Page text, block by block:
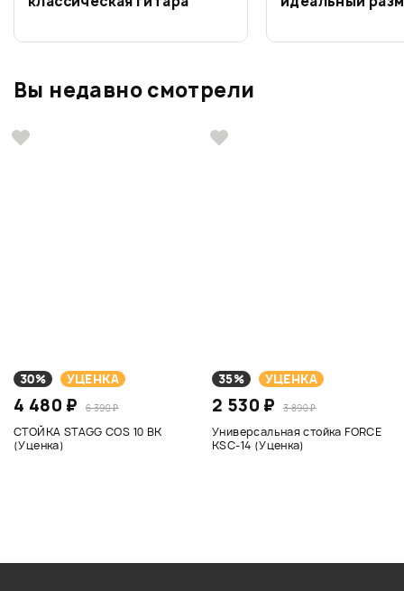
Вы недавно смотрели
30% УЦЕНКА
4 480 ₽ 6 390 ₽
СТОЙКА STAGG COS 10 BK
(Уценка)
35% УЦЕНКА
2 530 ₽ 3 890 ₽
Универсальная стойка FORCE
KSC-14 (Уценка)